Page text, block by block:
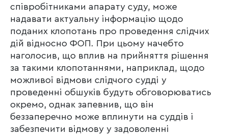
співробітниками апарату суду, може
надавати актуальну інформацію щодо
поданих клопотань про проведення слідчих
дій відносно ФОП. При цьому начебто
наголосив, що вплив на прийняття рішення
за такими клопотаннями, наприклад, щодо
можливої відмови слідчого судді у
проведенні обшуків будуть обговорюватись
окремо, однак запевнив, що він
беззаперечно може вплинути на суддів і
забезпечити відмову у задоволенні